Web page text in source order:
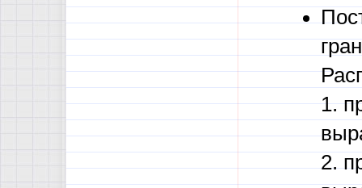
1.
2.